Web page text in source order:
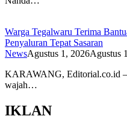
Warga Tegalwaru Terima
Penyaluran Tepat Sasaran
NewsAgustus 1, 2026Agustus
KARAWANG, Editorial.co.id –
wajah…
IKLAN